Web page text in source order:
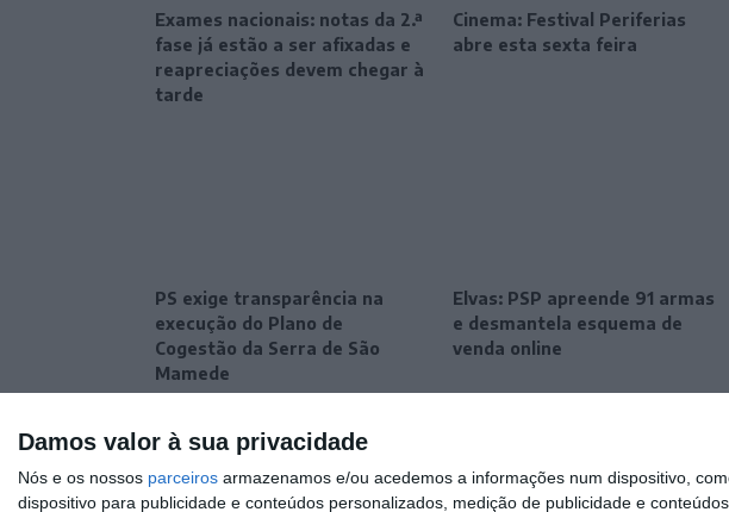
Damos valor à sua privacidade
Nós e os nossos parceiros armazenamos e/ou acedemos a informações num dispositivo,
dispositivo para publicidade e conteúdos personalizados, medição de publicidade e
Exames nacionais: notas da 2.ª
fase já estão a ser afixadas e
reapreciações devem chegar à
tarde
Cinema: Festival Periferias
abre esta sexta feira
PS exige transparência na
execução do Plano de
Cogestão da Serra de São
Mamede
Elvas: PSP apreende 91 armas
e desmantela esquema de
venda online